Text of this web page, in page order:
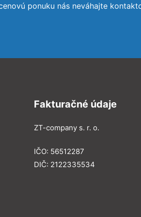
ponuku nás neváhajte
Fakturačné údaje
ZT-company s. r. o.
IČO: 56512287
DIČ: 2122335534